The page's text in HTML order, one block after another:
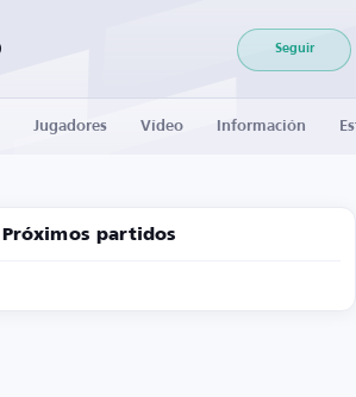
Seguir
Jugadores Vídeo Información
Próximos partidos